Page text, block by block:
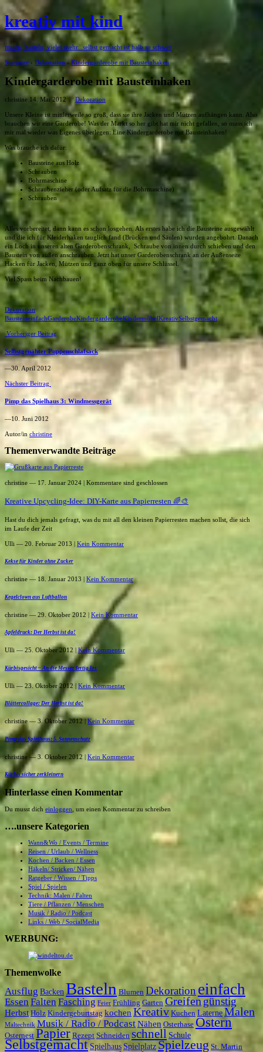
kreativ mit kind
malen, basteln, vieles mehr...selbst gemacht ist halb so schwer
Startseite › Dekoration›Kindergarderobe mit Bausteinhaken
Kindergarderobe mit Bausteinhaken
christine 14. Mai 2012 Dekoration
Unsere Kleine ist mittlerweile so groß, dass sie ihre Jacken und Mützen aufhängen kann. Also
brauchen wir eine Garderobe! Was der Markt so her gibt hat mir nicht gefallen, so muss ich
mir mal wieder was Eigenes überlegen: Eine Kindergarderobe mit Bausteinhaken!
Was brauche ich dafür:
Bausteine aus Holz
Schrauben
Bohrmaschine
Schraubenzieher (oder Aufsatz für die Bohrmaschine)
Schrauben
Alles vorbereitet, dann kann es schon losgehen. Als erstes habe ich die Bausteine ausgewählt
und die ich für Kleiderhaken tauglich fand (Brücken und Säulen) wurden angebohrt. Danach
ein Loch in unseren alten Garderobenschrank, Schraube von innen durch schieben und den
Baustein von außen anschrauben. Jetzt hat unser Garderobenschrank an der Außenseite
Hacken für Jacken, Mützen und ganz oben für unsere Schlüssel.
Viel Spass beim Nachbauen!
Dekoration
BausteineinfachGarderobeKindergarderobeKindermöbelKreativSelbstgemacht
Vorheriger Beitrag
Selbstgenähter Puppenschlafsack
―30. April 2012
Nächster Beitrag
Pimp das Spielhaus 3: Windmessgerät
―10. Juni 2012
Autor/in christine
Themenverwandte Beiträge
christine ― 17. Januar 2024 Kommentare sind geschlossen
Kreative Upcycling-Idee: DIY-Karte aus Papierresten 🌈🎨
Hast du dich jemals gefragt, was du mit all den kleinen Papierresten machen sollst, die sich
im Laufe der Zeit
Ulli ― 20. Februar 2013 | Kein Kommentar
Kekse für Kinder ohne Zucker
christine ― 18. Januar 2013 Kein Kommentar
Kegelclown aus Luftballon
christine ― 29. Oktober 2012 | Kein Kommentar
Apfeldruck: Der Herbst ist da!
Ulli ― 25. Oktober 2012 Kein Kommentar
Kürbisgesicht – An die Messer fertig los
Ulli ― 23. Oktober 2012 | Kein Kommentar
Blättercollage: Der Herbst ist da!
christine ― 3. Oktober 2012 Kein Kommentar
Pimp das Spielhaus: 5. Sonnenschutz
christine ― 3. Oktober 2012 | Kein Kommentar
Kürbis sicher zerkleinern
Hinterlasse einen Kommentar
Du musst dich einloggen, um einen Kommentar zu schreiben
….unsere Kategorien
Wann&Wo / Events / Termine
Reisen / Urlaub / Wellness
Kochen / Backen / Essen
Häkeln/ Stricken/ Nähen
Ratgeber / Wissen / Tipps
Spiel / Spielen
Technik: Malen / Falten
Tiere / Pflanzen / Menschen
Musik / Radio / Podcast
Links / Web / SocialMedia
WERBUNG:
Themenwolke
Ausflug Backen Basteln Blumen Dekoration einfach
Essen FaltenFasching Feier Frühling Garten Greifen günstig
Herbst Holz Kindergeburtstag kochen Kreativ Kuchen Laterne Malen
Maltechnik Musik / Radio / PodcastNähen Osterhase Ostern
Osternest Papier Rezept Schneiden schnell Schule
Selbstgemacht Spielhaus Spielplatz Spielzeug St. Martin